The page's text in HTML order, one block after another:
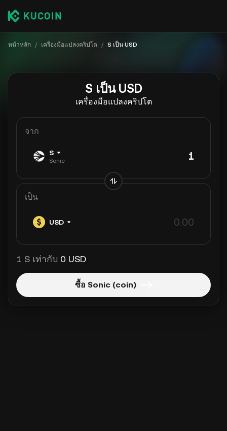
หน้าหลัก / เครื่องมือแปลงคริปโต / S เป็น USD
S เป็น USD
เครื่องมือแปลงคริปโต
จาก
S
Sonic
เป็น
USD
1 S เท่ากับ 0 USD
ซื้อ Sonic (coin)